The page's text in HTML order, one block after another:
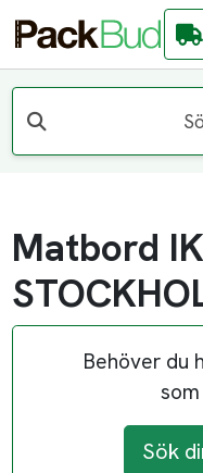
Matbord
Behöver du
Sök